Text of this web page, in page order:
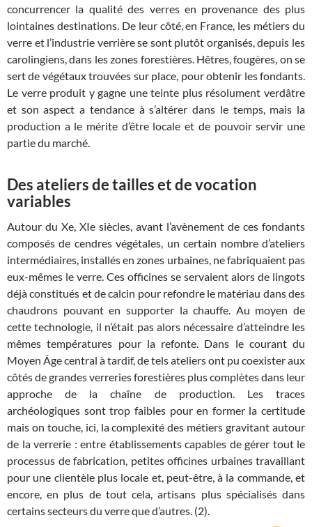
concurrencer la qualité des verres en provenance des plus
lointaines destinations. De leur côté, en France, les métiers du
verre et l’industrie verrière se sont plutôt organisés, depuis les
carolingiens, dans les zones forestières. Hêtres, fougères, on se
sert de végétaux trouvées sur place, pour obtenir les fondants.
Le verre produit y gagne une teinte plus résolument verdâtre
et son aspect a tendance à s’altérer dans le temps, mais la
production a le mérite d’être locale et de pouvoir servir une
partie du marché.
Des ateliers de tailles et de vocation
variables
Autour du Xe, XIe siècles, avant l’avènement de ces fondants
composés de cendres végétales, un certain nombre d’ateliers
intermédiaires, installés en zones urbaines, ne fabriquaient pas
eux-mêmes le verre. Ces officines se servaient alors de lingots
déjà constitués et de calcin pour refondre le matériau dans des
chaudrons pouvant en supporter la chauffe. Au moyen de
cette technologie, il n’était pas alors nécessaire d’atteindre les
mêmes températures pour la refonte. Dans le courant du
Moyen Âge central à tardif, de tels ateliers ont pu coexister aux
côtés de grandes verreries forestières plus complètes dans leur
approche de la chaîne de production. Les traces
archéologiques sont trop faibles pour en former la certitude
mais on touche, ici, la complexité des métiers gravitant autour
de la verrerie : entre établissements capables de gérer tout le
processus de fabrication, petites officines urbaines travaillant
pour une clientèle plus locale et, peut-être, à la commande, et
encore, en plus de tout cela, artisans plus spécialisés dans
certains secteurs du verre que d’autres. (2).